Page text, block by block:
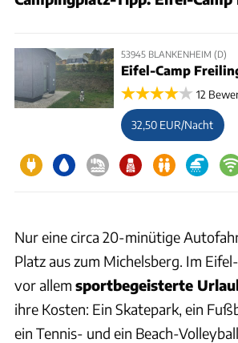
53945 BLANKENHEIM (D)
Eifel-Camp
12
32,50 EUR/Nacht
Nur eine circa 20-minütige
Platz aus zum Michelsberg. Im
vor allem sportbegeisterte
ihre Kosten: Ein Skatepark, ein
ein Tennis- und ein Beach-